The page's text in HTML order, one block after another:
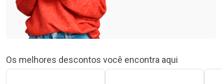
Os melhores descontos você encontra aqui